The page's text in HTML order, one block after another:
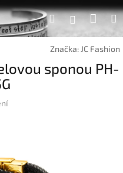
Hledat
Značka: JC Fashion
sponou PH-